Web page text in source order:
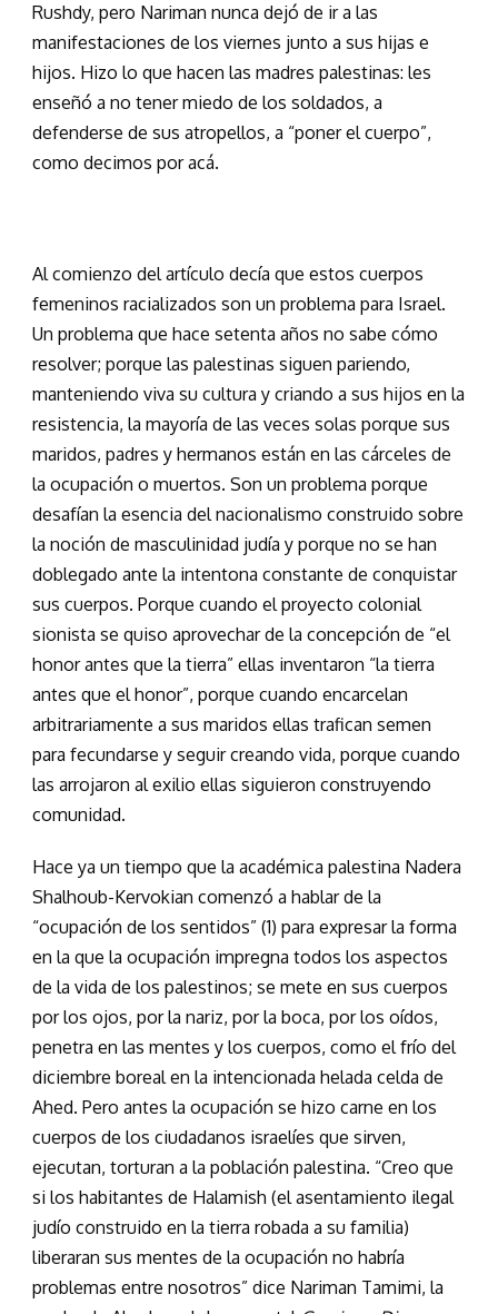
Rushdy, pero Nariman nunca dejó de ir a las
manifestaciones de los viernes junto a sus hijas e
hijos. Hizo lo que hacen las madres palestinas: les
enseñó a no tener miedo de los soldados, a
defenderse de sus atropellos, a “poner el cuerpo”,
como decimos por acá.
Al comienzo del artículo decía que estos cuerpos
femeninos racializados son un problema para Israel.
Un problema que hace setenta años no sabe cómo
resolver; porque las palestinas siguen pariendo,
manteniendo viva su cultura y criando a sus hijos en la
resistencia, la mayoría de las veces solas porque sus
maridos, padres y hermanos están en las cárceles de
la ocupación o muertos. Son un problema porque
desafían la esencia del nacionalismo construido sobre
la noción de masculinidad judía y porque no se han
doblegado ante la intentona constante de conquistar
sus cuerpos. Porque cuando el proyecto colonial
sionista se quiso aprovechar de la concepción de “el
honor antes que la tierra” ellas inventaron “la tierra
antes que el honor”, porque cuando encarcelan
arbitrariamente a sus maridos ellas trafican semen
para fecundarse y seguir creando vida, porque cuando
las arrojaron al exilio ellas siguieron construyendo
comunidad.
Hace ya un tiempo que la académica palestina Nadera
Shalhoub-Kervokian comenzó a hablar de la
“ocupación de los sentidos” (1) para expresar la forma
en la que la ocupación impregna todos los aspectos
de la vida de los palestinos; se mete en sus cuerpos
por los ojos, por la nariz, por la boca, por los oídos,
penetra en las mentes y los cuerpos, como el frío del
diciembre boreal en la intencionada helada celda de
Ahed. Pero antes la ocupación se hizo carne en los
cuerpos de los ciudadanos israelíes que sirven,
ejecutan, torturan a la población palestina. “Creo que
si los habitantes de Halamish (el asentamiento ilegal
judío construido en la tierra robada a su familia)
liberaran sus mentes de la ocupación no habría
problemas entre nosotros” dice Nariman Tamimi, la